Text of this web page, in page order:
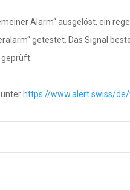
Alarm“ ausgelöst, ein
getestet. Das Signal
https://www.alert.swiss/